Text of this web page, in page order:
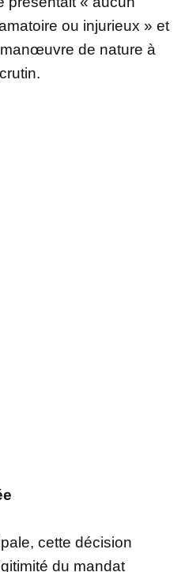
ou injurieux » et
de nature à
cette décision
du mandat